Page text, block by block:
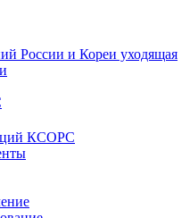
России и Кореи уходящая
КСОРС